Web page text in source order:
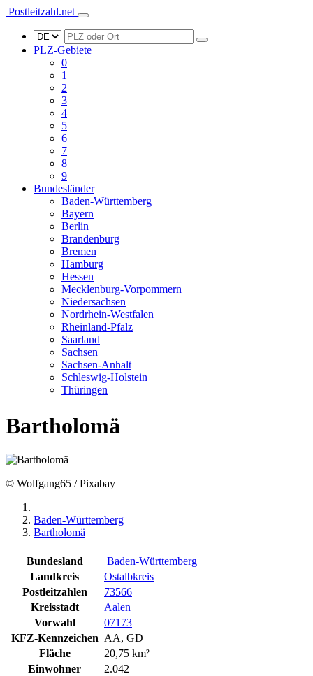
Postleitzahl.net
PLZ-Gebiete
0
1
2
3
4
5
6
7
8
9
Bundesländer
Baden-Württemberg
Bayern
Berlin
Brandenburg
Bremen
Hamburg
Hessen
Mecklenburg-Vorpommern
Niedersachsen
Nordrhein-Westfalen
Rheinland-Pfalz
Saarland
Sachsen
Sachsen-Anhalt
Schleswig-Holstein
Thüringen
Bartholomä
© Wolfgang65 / Pixabay
Baden-Württemberg
Bartholomä
Bundesland
Baden-Württemberg
Landkreis
Ostalbkreis
Postleitzahlen
73566
Kreisstadt
Aalen
Vorwahl
07173
KFZ-Kennzeichen AA, GD
Fläche
20,75 km²
Einwohner
2.042